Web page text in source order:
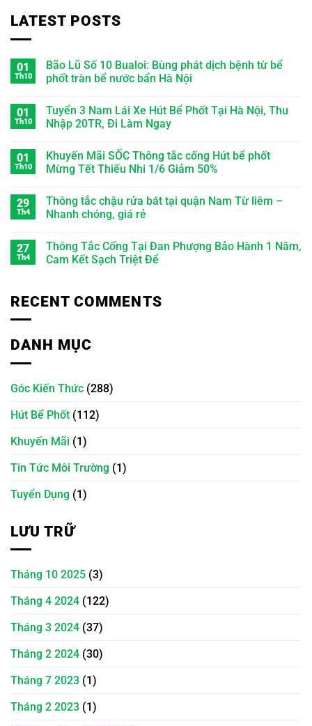
LATEST POSTS
01
Th10
Bão Lũ Số 10 Bualoi: Bùng phát dịch bệnh từ bể
phốt tràn bể nước bẩn Hà Nội
01
Th10
Tuyển 3 Nam Lái Xe Hút Bể Phốt Tại Hà Nội, Thu
Nhập 20TR, Đi Làm Ngay
01
Th10
Khuyến Mãi SỐC Thông tắc cống Hút bể phốt
Mừng Tết Thiếu Nhi 1/6 Giảm 50%
29
Th4
Thông tắc chậu rửa bát tại quận Nam Từ liêm –
Nhanh chóng, giá rẻ
27
Th4
Thông Tắc Cống Tại Đan Phượng Bảo Hành 1 Năm,
Cam Kết Sạch Triệt Để
RECENT COMMENTS
DANH MỤC
Góc Kiến Thức (288)
Hút Bể Phốt (112)
Khuyến Mãi (1)
Tin Tức Môi Trường (1)
Tuyển Dụng (1)
LƯU TRỮ
Tháng 10 2025 (3)
Tháng 4 2024 (122)
Tháng 3 2024 (37)
Tháng 2 2024 (30)
Tháng 7 2023 (1)
Tháng 2 2023 (1)